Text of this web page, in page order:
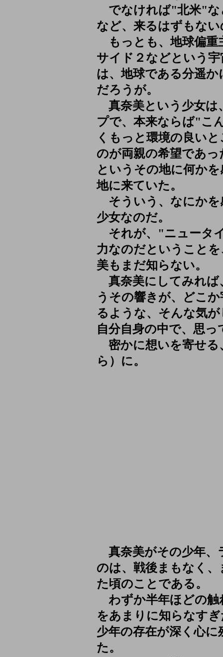
でなければ"北米"な
など、来るはずもな
もっとも、地球偏重
サイド２などという
は、地球である分遥
だろうが。
真奈美という少女は
プで、本来ならば"こ
くもっと環境の良い
のが両親の希望であ
というその地に何か
地に来ていた。
そういう、なにかを
少女なのだ。
それが、"ニュータ
力なのだということ
美もまだ知らない。
真奈美にしてみれば
うその響きが、どこ
るような、そんな気
自分自身の中で、思
密かに想いを寄せる
ら）に。
真奈美がその少年、
のは、戦後まもなく
た頃のことである。
わずか半年ほどの触
をあまりに知らなす
少年の存在が深く心
た。